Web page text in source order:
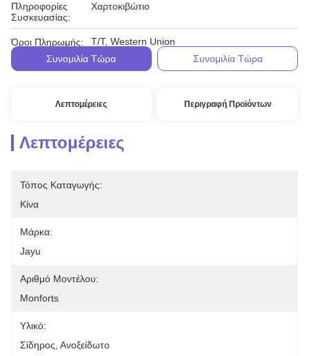
Πληροφορίες
Συσκευασίας:
Χαρτοκιβώτιο
Όροι Πληρωμής:
T/T, Western Union
Συνομιλία Τώρα
Συνομιλία Τώρα
Λεπτομέρειες Περιγραφή Προϊόντων
Λεπτομέρειες
Τόπος Καταγωγής:
Κίνα
Μάρκα:
Jayu
Αριθμό Μοντέλου:
Monforts
Υλικό:
Σίδηρος, Ανοξείδωτο